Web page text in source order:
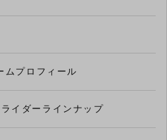
プロフィール
イダーラインナップ